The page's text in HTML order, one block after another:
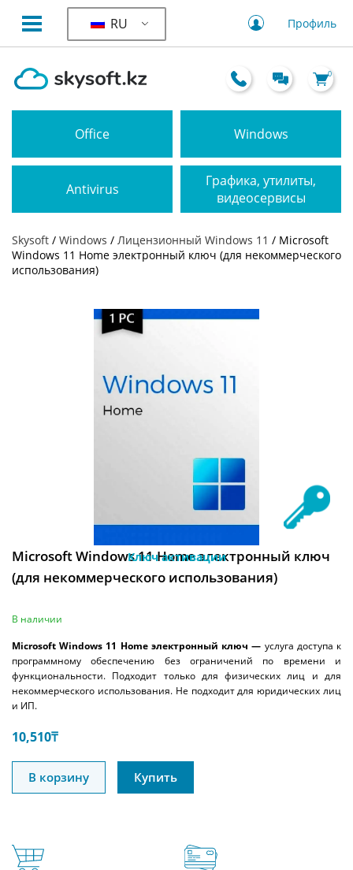
RU Профиль
0
Office Windows
Antivirus
Графика, утилиты,
видеосервисы
Skysoft / Windows / Лицензионный Windows 11 / Microsoft
Windows 11 Home электронный ключ (для некоммерческого
использования)
Ключ активации
Microsoft Windows 11 Home электронный ключ
(для некоммерческого использования)
В наличии
Microsoft Windows 11 Home электронный ключ — услуга доступа к
программному обеспечению без ограничений по времени и
функциональности. Подходит только для физических лиц и для
некоммерческого использования. Не подходит для юридических лиц
и ИП.
10,510₸
В корзину Купить